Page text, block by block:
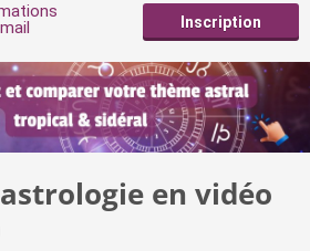
Inscription
en vidéo